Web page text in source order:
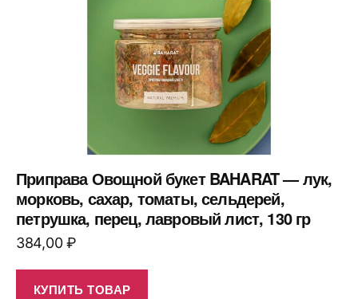
Приправа Овощной букет BAHARAT — лук,
морковь, сахар, томаты, сельдерей,
петрушка, перец, лавровый лист, 130 гр
384,00₽
КУПИТЬ ТОВАР